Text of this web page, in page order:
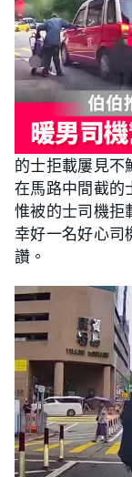
的士拒載屢見不
在馬路中間截的
惟被的士司機拒
幸好一名好心司
讚。